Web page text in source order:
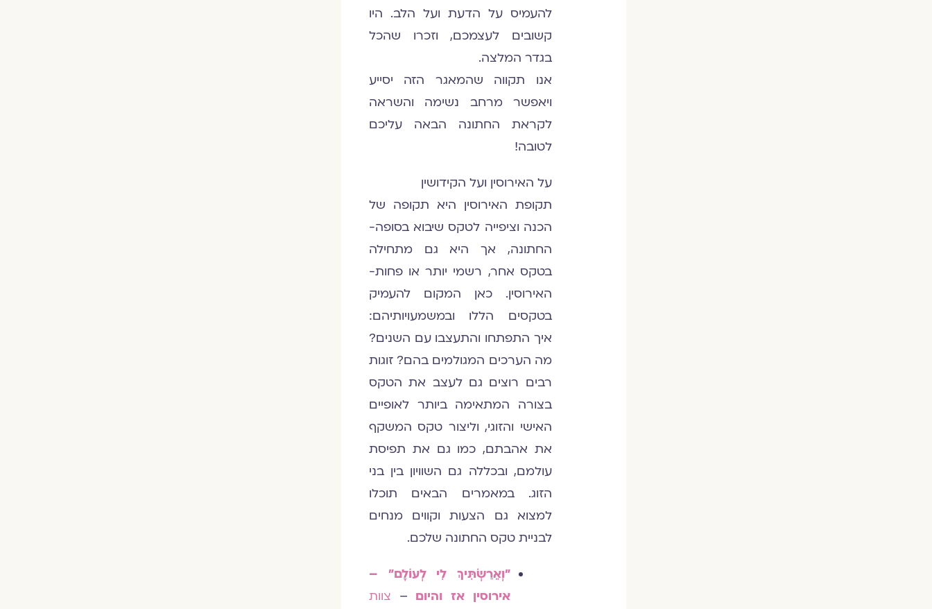
להעמיס על הדעת ועל הלב. היו
קשובים לעצמכם, וזכרו שהכל
בגדר המלצה.
אנו תקווה שהמאגר הזה יסייע
ויאפשר מרחב נשימה והשראה
לקראת החתונה הבאה עליכם
לטובה!
על האירוסין ועל הקידושין
תקופת האירוסין היא תקופה של
הכנה וציפייה לטקס שיבוא בסופה-
החתונה, אך היא גם מתחילה
בטקס אחר, רשמי יותר או פחות-
האירוסין. כאן המקום להעמיק
בטקסים הללו ובמשמעויותיהם:
איך התפתחו והתעצבו עם השנים?
מה הערכים המגולמים בהם? זוגות
רבים רוצים גם לעצב את הטקס
בצורה המתאימה ביותר לאופיים
האישי והזוגי, וליצור טקס המשקף
את אהבתם, כמו גם את תפיסת
עולמם, ובכללה גם השוויון בין בני
הזוג. במאמרים הבאים תוכלו
למצוא גם הצעות וקווים מנחים
לבניית טקס החתונה שלכם.
"וְאֵרַשְׂתִּיךְ לִי לְעוֹלָם" –
אירוסין אז והיום – צוות